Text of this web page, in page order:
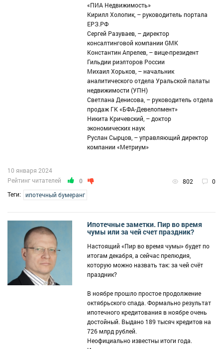
«ПИА Недвижимость»
Кирилл Холопик, – руководитель портала
ЕРЗ.РФ
Сергей Разуваев, – директор
консалтинговой компании GMK
Константин Апрелев, – вице-президент
Гильдии риэлторов России
Михаил Хорьков, – начальник
аналитического отдела Уральской палаты
недвижимости (УПН)
Светлана Денисова, – руководитель отдела
продаж ГК «БФА-Девелопмент»
Никита Кричевский, – доктор
экономических наук
Руслан Сырцов, – управляющий директор
компании «Метриум»
Рейтинг читателей 0 802 0
10 января 2024
Теги: ипотечный бумеранг
Ипотечные заметки. Пир во время
чумы или за чей счет праздник?
Настоящий «Пир во время чумы» будет по
итогам декабря, а сейчас прелюдия,
которую можно назвать так: за чей счёт
праздник?
В ноябре прошло простое продолжение
октябрьского спада. Формально результат
ипотечного кредитования в ноябре очень
достойный. Выдано 189 тысяч кредитов на
726 млрд рублей.
Неофициально известны итоги года.